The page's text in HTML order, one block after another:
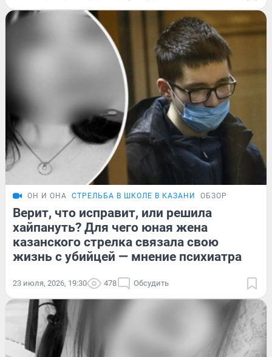
ОН И ОНА СТРЕЛЬБА В ШКОЛЕ В КАЗАНИ ОБЗОР
Верит, что исправит, или решила
хайпануть? Для чего юная жена
казанского стрелка связала свою
жизнь с убийцей — мнение психиатра
23 июля, 2026, 19:30 478 Обсудить